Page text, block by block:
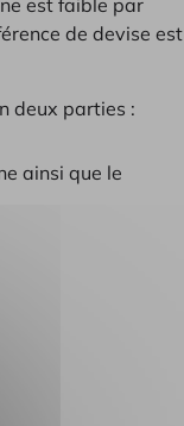
est faible par
de devise est
deux parties :
ainsi que le